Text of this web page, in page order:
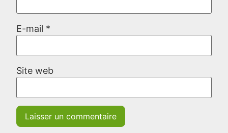
E-mail *
Site web